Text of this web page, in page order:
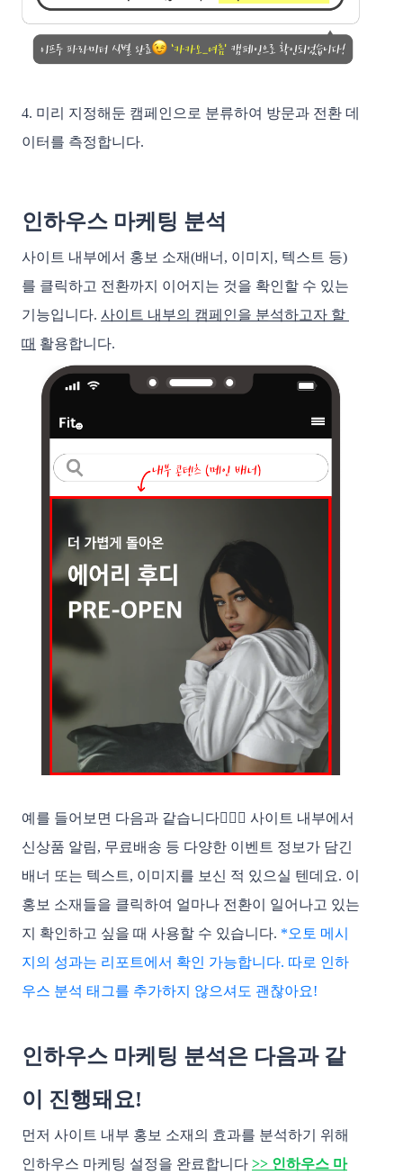
4. 미리 지정해둔 캠페인으로 분류하여 방문과 전환 데
이터를 측정합니다.
인하우스 마케팅 분석
사이트 내부에서 홍보 소재(배너, 이미지, 텍스트 등)
를 클릭하고 전환까지 이어지는 것을 확인할 수 있는
기능입니다. 사이트 내부의 캠페인을 분석하고자 할
때 활용합니다.
예를 들어보면 다음과 같습니다💁🏻‍♂️ 사이트 내부에서
신상품 알림, 무료배송 등 다양한 이벤트 정보가 담긴
배너 또는 텍스트, 이미지를 보신 적 있으실 텐데요. 이
홍보 소재들을 클릭하여 얼마나 전환이 일어나고 있는
지 확인하고 싶을 때 사용할 수 있습니다. *오토 메시
지의 성과는 리포트에서 확인 가능합니다. 따로 인하
우스 분석 태그를 추가하지 않으셔도 괜찮아요!
인하우스 마케팅 분석은 다음과 같
이 진행돼요!
먼저 사이트 내부 홍보 소재의 효과를 분석하기 위해
인하우스 마케팅 설정을 완료합니다 >> 인하우스 마